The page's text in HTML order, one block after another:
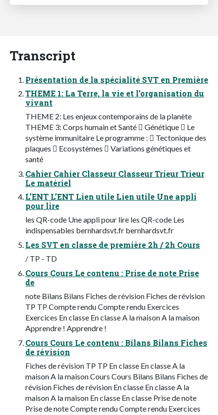
Transcript
Présentation de la spécialité SVT en Première
THEME 1: La Terre, la vie et l’organisation du
vivant
THEME 2: Les enjeux contemporains de la planète
THEME 3: Corps humain et Santé  Génétique  Le
système immunitaire Le programme :  Tectonique des
plaques  Ecosystèmes  Variations génétiques et
santé
Cahier Cahier Classeur Classeur Trieur Trieur
Le matériel
L’ENT L’ENT Lien utile Lien utile Une appli
pour lire
les QR-code Une appli pour lire les QR-code Les
indispensables bernhardsvt.fr bernhardsvt.fr
Les SVT en classe de première 2h / 2h Cours
/ TP - TD
Cours Cours Le contenu : Prise de note Prise
de
note Bilans Bilans Fiches de révision Fiches de révision
TP TP Compte rendu Compte rendu Exercices
Exercices En classe En classe A la maison A la maison
Apprendre ! Apprendre !
Cours Cours Le contenu : Bilans Bilans Fiches
de révision
Fiches de révision TP TP En classe En classe A la
maison A la maison Cours Cours Bilans Bilans Fiches de
révision Fiches de révision En classe En classe A la
maison A la maison En classe En classe Prise de note
Prise de note Compte rendu Compte rendu Exercices